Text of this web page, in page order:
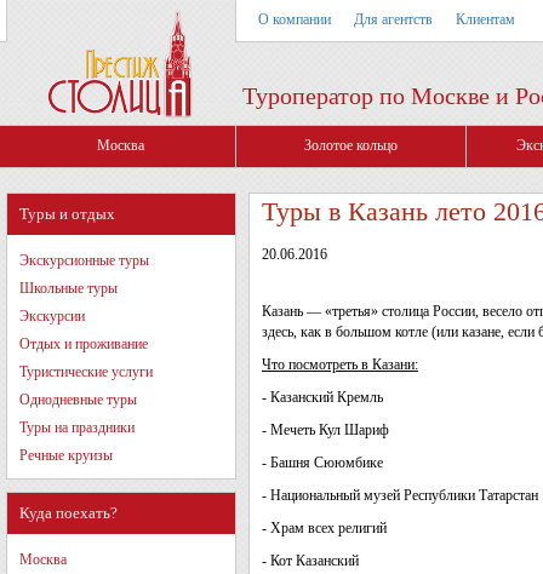
О компании Для агентств Клиентам
Туроператор по Москве и
Москва Золотое кольцо
Туры и отдых
Экскурсионные туры
Школьные туры
Экскурсии
Отдых и проживание
Туристические услуги
Однодневные туры
Туры на праздники
Речные круизы
Куда поехать?
Москва
Туры в Казань лето
20.06.2016
Казань — «третья» столица России, весело
здесь, как в большом котле (или казане,
Что посмотреть в Казани:
- Казанский Кремль
- Мечеть Кул Шариф
- Башня Сююмбике
- Национальный музей Республики Татарстан
- Храм всех религий
- Кот Казанский